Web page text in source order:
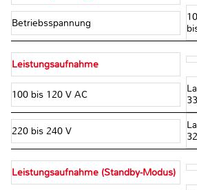
Betriebsspannung
Leistungsaufnahme
100 bis 120 V AC
220 bis 240 V
Leistungsaufnahme (Standby-Modus)